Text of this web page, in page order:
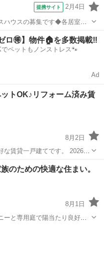
提携サイト 2月4日
ハウスの募集です◆各居室に
◆
て
ロ🉐】物件🏠を多数掲載‼️
ペットもノンストレス🐾
Ad
ットOK♪リフォーム済み賃
8月2日
一戸建てです。 2026年
洗面所）と内装（クロス・
新生活をスタートできます。
のための快適な住まい。
8月1日
と専用庭で陽当たり良好。